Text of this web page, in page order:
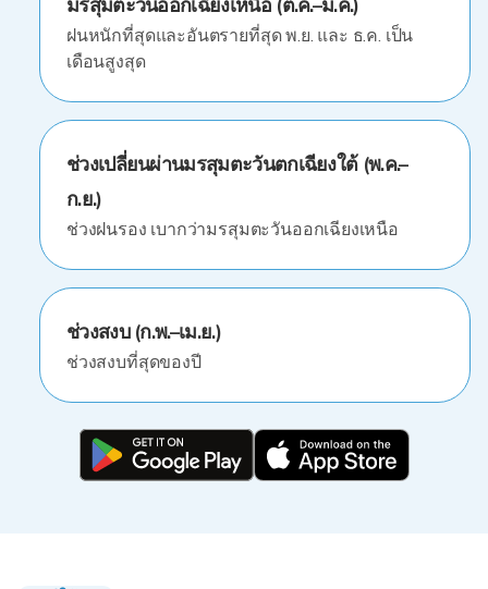
มรสุมตะวันออกเฉียงเหนือ (ต.ค.–ม.ค.)
ฝนหนักที่สุดและอันตรายที่สุด พ.ย. และ ธ.ค. เป็น
เดือนสูงสุด
ช่วงเปลี่ยนผ่านมรสุมตะวันตกเฉียงใต้ (พ.ค.–
ก.ย.)
ช่วงฝนรอง เบากว่ามรสุมตะวันออกเฉียงเหนือ
ช่วงสงบ (ก.พ.–เม.ย.)
ช่วงสงบที่สุดของปี